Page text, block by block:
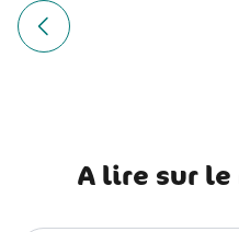
Navigation
de
Article précédent Les
A lire sur le